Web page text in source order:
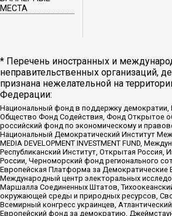
МЕСТА
* Перечень иностранных и
неправительственных организаций,
признана нежелательной на
Федерации:
Национальный фонд в поддержку демократии,
Общество Фонд Содействия, Фонд Открытое
российский фонд по экономическому и
Национальный Демократический Институт
MEDIA DEVELOPMENT INVESTMENT FUND,
Республиканский Институт, Открытая Россия,
России, Черноморский фонд регионального
Европейская Платформа за Демократические
Международный центр электоральных
Маршалла Соединенных Штатов,
окружающей среды и природных ресурсов,
Всемирный конгресс украинцев,
Европейский фонд за демократию,